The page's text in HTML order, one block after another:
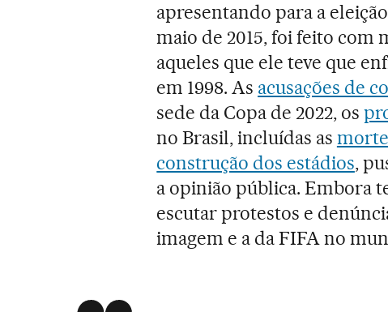
apresentando para a
maio de 2015, foi feito com
aqueles que ele teve que
em 1998. As acusações de
sede da Copa de 2022, os
no Brasil, incluídas as
construção dos estádios,
a opinião pública. Embora
escutar protestos e
imagem e a da FIFA no